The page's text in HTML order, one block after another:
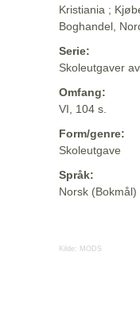
Kristiania ;
Boghandel,
Serie:
Skoleutgaver
Omfang:
VI, 104 s.
Form/genre:
Skoleutgave
Språk:
Norsk (Bokmål)
Kilde: MODS